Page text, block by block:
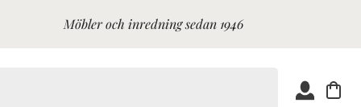
Möbler och inredning sedan 1946